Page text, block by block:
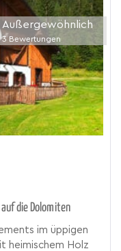
Außergewöhnlich
3 Bewertungen
die Dolomiten
im üppigen
heimischem Holz